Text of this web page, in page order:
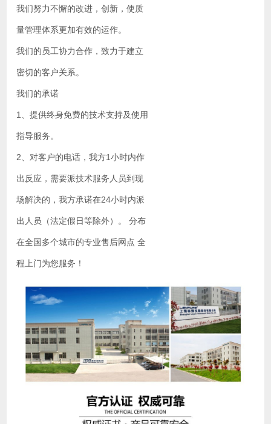
我们努力不懈的改进，创新，使质
量管理体系更加有效的运作。
我们的员工协力合作，致力于建立
密切的客户关系。
我们的承诺
1、提供终身免费的技术支持及使用
指导服务。
2、对客户的电话，我方1小时内作
出反应，需要派技术服务人员到现
场解决的，我方承诺在24小时内派
出人员（法定假日等除外）。 分布
在全国多个城市的专业售后网点 全
程上门为您服务！